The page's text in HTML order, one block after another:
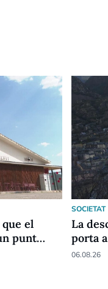
el
punt
SOCIETAT
La
porta
06.08.26